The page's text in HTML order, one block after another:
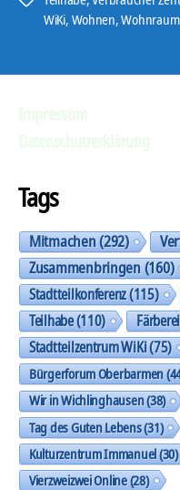
WiKi, Wohnen,Wohnraum
Tags
Mitmachen(292)
Zusammenbringen(160)
Stadtteilkonferenz(115)
Teilhabe(110) Färberei
Stadtteilzentrum WiKi(75)
Bürgerforum Oberbarmen
Wir in Wichlinghausen(38)
Tag des Guten Lebens(31)
Kulturzentrum Immanuel(30)
Vierzweizwei Online(28)